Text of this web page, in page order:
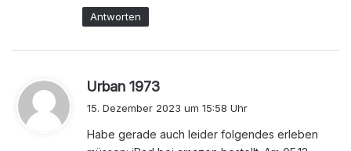
Antworten
Urban 1973
t
15. Dezember 2023 um 15:58 Uhr
Habe gerade auch leider folgendes erleben